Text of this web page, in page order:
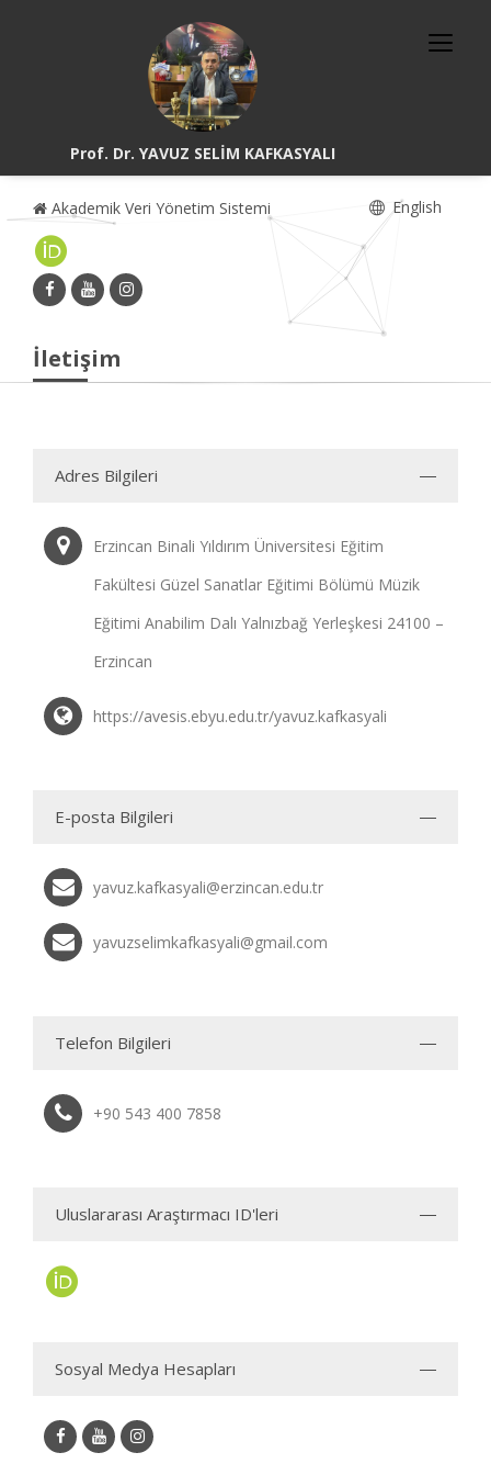
Prof. Dr. YAVUZ SELİM KAFKASYALI
Akademik Veri Yönetim Sistemi English
İletişim
Adres Bilgileri
Erzincan Binali Yıldırım Üniversitesi Eğitim
Fakültesi Güzel Sanatlar Eğitimi Bölümü Müzik
Eğitimi Anabilim Dalı Yalnızbağ Yerleşkesi 24100 –
Erzincan
https://avesis.ebyu.edu.tr/yavuz.kafkasyali
E-posta Bilgileri
yavuz.kafkasyali@erzincan.edu.tr
yavuzselimkafkasyali@gmail.com
Telefon Bilgileri
+90 543 400 7858
Uluslararası Araştırmacı ID'leri
Sosyal Medya Hesapları